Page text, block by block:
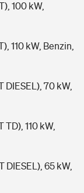
100 kW,
110 kW, Benzin,
70 kW,
110 kW,
65 kW,